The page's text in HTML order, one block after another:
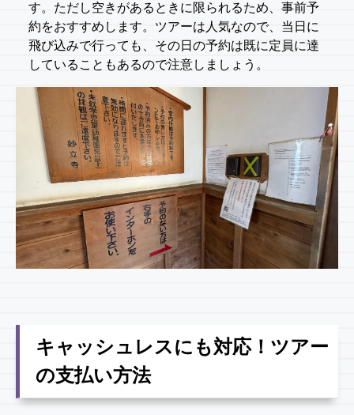
す。ただし空きがあるときに限られるため、事前予
約をおすすめします。ツアーは人気なので、当日に
飛び込みで行っても、その日の予約は既に定員に達
していることもあるので注意しましょう。
キャッシュレスにも対応！ツアー
の支払い方法